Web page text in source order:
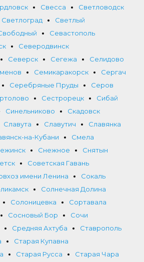
Свесса
Светловодск
Светлоград
Светлый
Севастополь
Северодвинск
Северск Сегежа
Селидово
Семикаракорск
Сергач
Серебряные Пруды
Серов
Сестрорецк
Сибай
Синельниково
Скадовск
Славута Славутич
Славянка
на-Кубани
Смела
Снежное
Снятын
Советская Гавань
имени Ленина
Сокаль
Солнечная Долина
Солоницевка
Сортавала
Сосновый Бор
Сочи
Средняя Ахтуба
Ставрополь
Старая Купавна
Старая Русса
Старая Чара